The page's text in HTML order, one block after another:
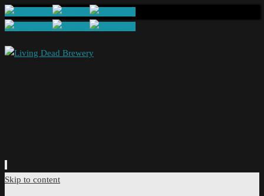
Skip to content